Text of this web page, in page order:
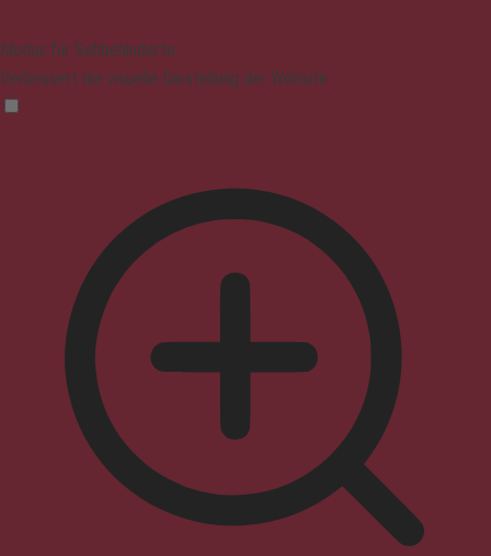
Modus für Sehbehinderte
Verbessert die visuelle Darstellung der Website